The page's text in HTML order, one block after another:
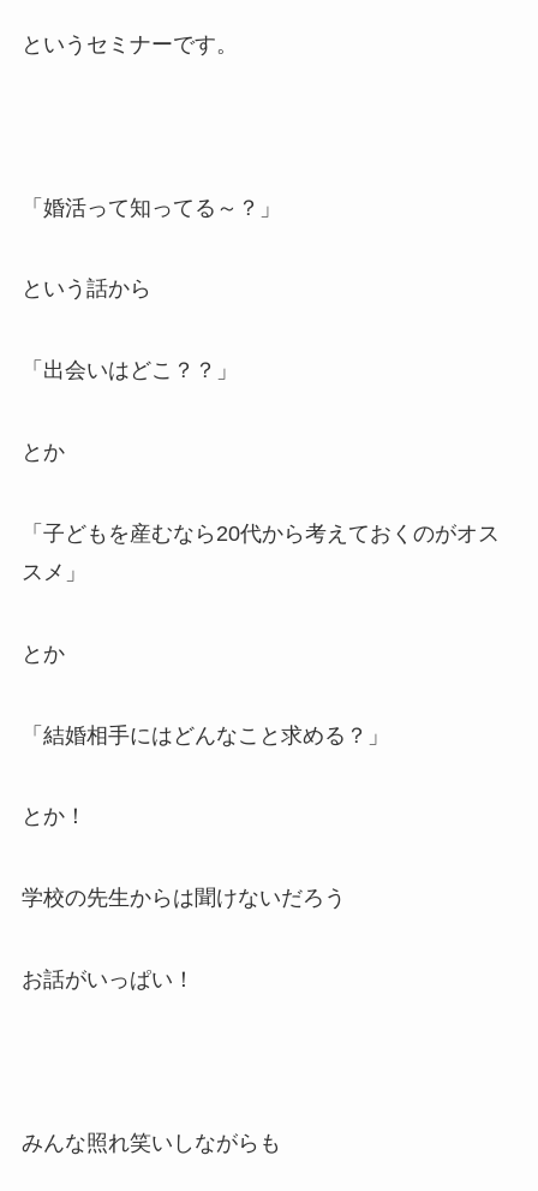
というセミナーです。
「婚活って知ってる～？」
という話から
「出会いはどこ？？」
とか
「子どもを産むなら20代から考えておくのがオス
スメ」
とか
「結婚相手にはどんなこと求める？」
とか！
学校の先生からは聞けないだろう
お話がいっぱい！
みんな照れ笑いしながらも